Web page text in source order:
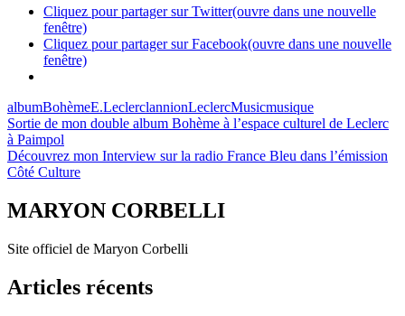
Cliquez pour partager sur Twitter(ouvre dans une nouvelle
fenêtre)
Cliquez pour partager sur Facebook(ouvre dans une nouvelle
fenêtre)
albumBohèmeE.LeclerclannionLeclercMusicmusique
Navigation
de
Sortie de mon double album Bohème à l’espace culturel de Leclerc
à Paimpol
Découvrez mon Interview sur la radio France Bleu dans l’émission
Côté Culture
MARYON CORBELLI
Site officiel de Maryon Corbelli
Articles récents